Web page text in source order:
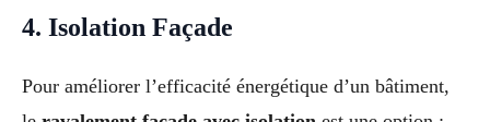
4. Isolation Façade
Pour améliorer l’efficacité énergétique d’un bâtiment,